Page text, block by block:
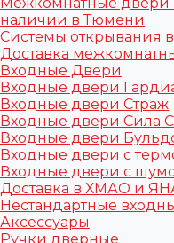
наличии в Тюмени
Системы открывания
Доставка
Входные Двери
Входные двери
Входные двери Страж
Входные двери Сила
Входные двери
Входные двери с
Входные двери с
Доставка в ХМАО и
Нестандартные
Аксессуары
Ручки дверные